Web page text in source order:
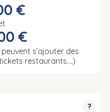
€
€
s’ajouter des
restaurants….)
?